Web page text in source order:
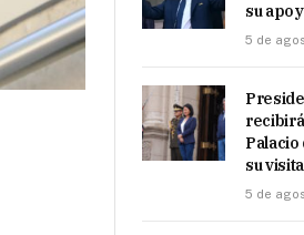
su
5 de
su
5 de